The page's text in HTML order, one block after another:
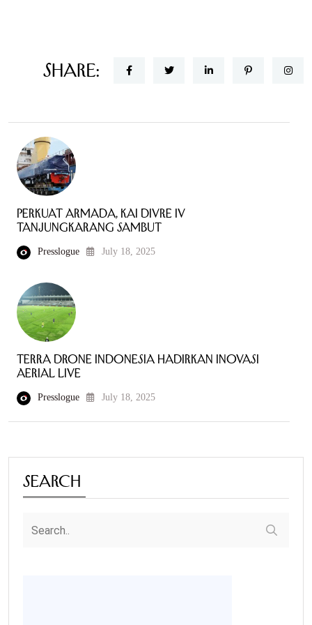
Share:
Perkuat Armada, KAI Divre IV
Tanjungkarang Sambut
Presslogue July 18, 2025
Terra Drone Indonesia Hadirkan Inovasi
Aerial Live
Presslogue July 18, 2025
Search